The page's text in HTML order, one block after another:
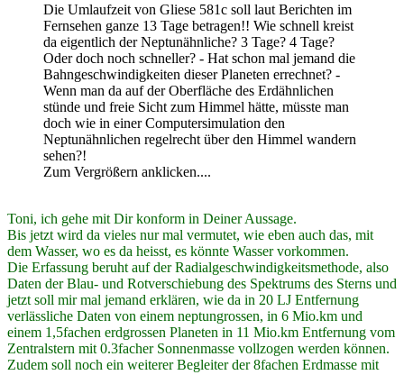
Die Umlaufzeit von Gliese 581c soll laut Berichten im
Fernsehen ganze 13 Tage betragen!! Wie schnell kreist
da eigentlich der Neptunähnliche? 3 Tage? 4 Tage?
Oder doch noch schneller? - Hat schon mal jemand die
Bahngeschwindigkeiten dieser Planeten errechnet? -
Wenn man da auf der Oberfläche des Erdähnlichen
stünde und freie Sicht zum Himmel hätte, müsste man
doch wie in einer Computersimulation den
Neptunähnlichen regelrecht über den Himmel wandern
sehen?!
Zum Vergrößern anklicken....
Toni, ich gehe mit Dir konform in Deiner Aussage.
Bis jetzt wird da vieles nur mal vermutet, wie eben auch das, mit
dem Wasser, wo es da heisst, es könnte Wasser vorkommen.
Die Erfassung beruht auf der Radialgeschwindigkeitsmethode, also
Daten der Blau- und Rotverschiebung des Spektrums des Sterns und
jetzt soll mir mal jemand erklären, wie da in 20 LJ Entfernung
verlässliche Daten von einem neptungrossen, in 6 Mio.km und
einem 1,5fachen erdgrossen Planeten in 11 Mio.km Entfernung vom
Zentralstern mit 0.3facher Sonnenmasse vollzogen werden können.
Zudem soll noch ein weiterer Begleiter der 8fachen Erdmasse mit